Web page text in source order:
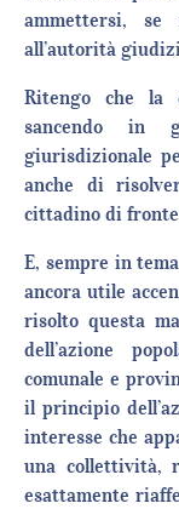
ammettersi,
all’autorità
Ritengo che la
sancendo in
giurisdizionale
anche di
cittadino di
E, sempre in
ancora utile
risolto questa
dell’azione
comunale e
il principio
interesse che
una collettività,
esattamente